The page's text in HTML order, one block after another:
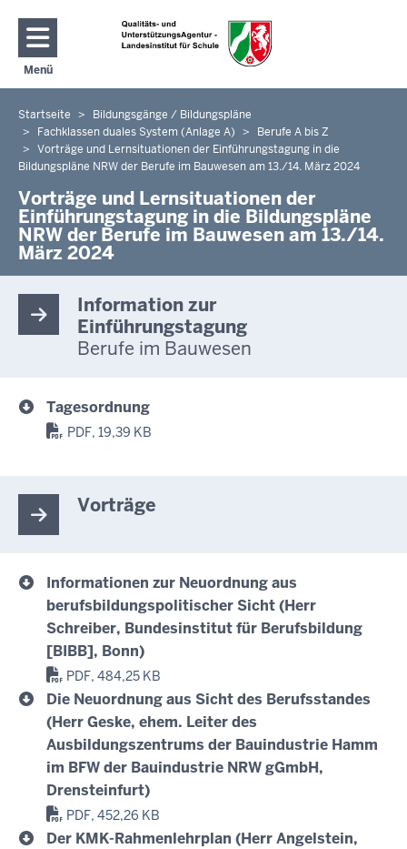
Direkt zum Inhalt
Menü
Navigation aktivieren/deaktivieren: Hauptmenü
Sie
befinden
sich
Startseite
Bildungsgänge / Bildungspläne
Fachklassen duales System (Anlage A)
Berufe A bis Z
Vorträge und Lernsituationen der Einführungstagung in die
Bildungspläne NRW der Berufe im Bauwesen am 13./14. März 2024
Vorträge und Lernsituationen der
Einführungstagung in die Bildungspläne
NRW der Berufe im Bauwesen am 13./14.
März 2024
Information zur
Einführungstagung
Berufe im Bauwesen
Tagesordnung
PDF, 19,39 KB
Vorträge
Informationen zur Neuordnung aus
berufsbildungspolitischer Sicht (Herr
Schreiber, Bundesinstitut für Berufsbildung
[BIBB], Bonn)
PDF, 484,25 KB
Die Neuordnung aus Sicht des Berufsstandes
(Herr Geske, ehem. Leiter des
Ausbildungszentrums der Bauindustrie Hamm
im BFW der Bauindustrie NRW gGmbH,
Drensteinfurt)
PDF, 452,26 KB
Der KMK-Rahmenlehrplan (Herr Angelstein,